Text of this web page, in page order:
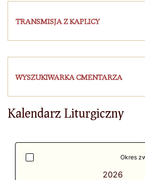
TRANSMISJA Z KAPLICY
WYSZUKIWARKA CMENTARZA
Kalendarz Liturgiczny
Okres
2026